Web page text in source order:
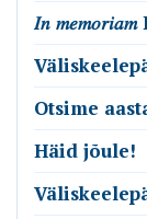
𝐼𝑛
Otsime
Häid jõule!